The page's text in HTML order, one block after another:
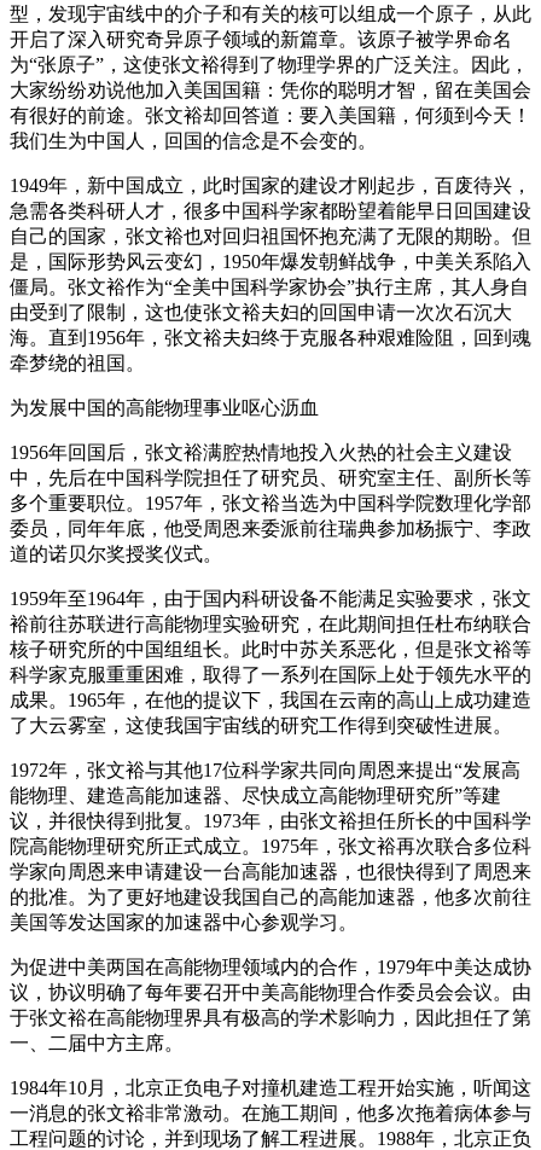
型，发现宇宙线中的介子和有关的核可以组成一个原子，从此
开启了深入研究奇异原子领域的新篇章。该原子被学界命名
为“张原子”，这使张文裕得到了物理学界的广泛关注。因此，
大家纷纷劝说他加入美国国籍：凭你的聪明才智，留在美国会
有很好的前途。张文裕却回答道：要入美国籍，何须到今天！
我们生为中国人，回国的信念是不会变的。
1949年，新中国成立，此时国家的建设才刚起步，百废待兴，
急需各类科研人才，很多中国科学家都盼望着能早日回国建设
自己的国家，张文裕也对回归祖国怀抱充满了无限的期盼。但
是，国际形势风云变幻，1950年爆发朝鲜战争，中美关系陷入
僵局。张文裕作为“全美中国科学家协会”执行主席，其人身自
由受到了限制，这也使张文裕夫妇的回国申请一次次石沉大
海。直到1956年，张文裕夫妇终于克服各种艰难险阻，回到魂
牵梦绕的祖国。
为发展中国的高能物理事业呕心沥血
1956年回国后，张文裕满腔热情地投入火热的社会主义建设
中，先后在中国科学院担任了研究员、研究室主任、副所长等
多个重要职位。1957年，张文裕当选为中国科学院数理化学部
委员，同年年底，他受周恩来委派前往瑞典参加杨振宁、李政
道的诺贝尔奖授奖仪式。
1959年至1964年，由于国内科研设备不能满足实验要求，张文
裕前往苏联进行高能物理实验研究，在此期间担任杜布纳联合
核子研究所的中国组组长。此时中苏关系恶化，但是张文裕等
科学家克服重重困难，取得了一系列在国际上处于领先水平的
成果。1965年，在他的提议下，我国在云南的高山上成功建造
了大云雾室，这使我国宇宙线的研究工作得到突破性进展。
1972年，张文裕与其他17位科学家共同向周恩来提出“发展高
能物理、建造高能加速器、尽快成立高能物理研究所”等建
议，并很快得到批复。1973年，由张文裕担任所长的中国科学
院高能物理研究所正式成立。1975年，张文裕再次联合多位科
学家向周恩来申请建设一台高能加速器，也很快得到了周恩来
的批准。为了更好地建设我国自己的高能加速器，他多次前往
美国等发达国家的加速器中心参观学习。
为促进中美两国在高能物理领域内的合作，1979年中美达成协
议，协议明确了每年要召开中美高能物理合作委员会会议。由
于张文裕在高能物理界具有极高的学术影响力，因此担任了第
一、二届中方主席。
1984年10月，北京正负电子对撞机建造工程开始实施，听闻这
一消息的张文裕非常激动。在施工期间，他多次拖着病体参与
工程问题的讨论，并到现场了解工程进展。1988年，北京正负